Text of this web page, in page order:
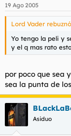
19 Ago 2005
Lord Vader
Yo tengo la peli y
y el q mas rato
por poco que sea
sea la punta de
Asiduo